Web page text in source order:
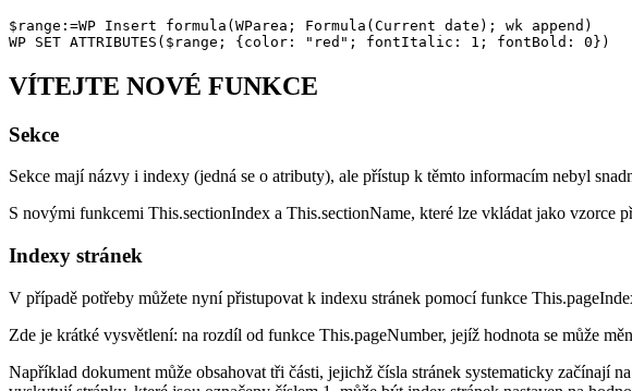
$range:=WP Insert formula(WParea; Formula(Current date); wk append)
WP SET ATTRIBUTES($range; {color: "red"; fontItalic: 1; fontBold: 0})
VÍTEJTE NOVÉ FUNKCE
Sekce
Sekce mají názvy i indexy (jedná se o atributy), ale přístup k těmto informacím nebyl
S novými funkcemi This.sectionIndex a This.sectionName, které lze vkládat jako vzorce
Indexy stránek
V případě potřeby můžete nyní přistupovat k indexu stránek pomocí funkce This.
Zde je krátké vysvětlení: na rozdíl od funkce This.pageNumber, jejíž hodnota se může
Například dokument může obsahovat tři části, jejichž čísla stránek systematicky začínají